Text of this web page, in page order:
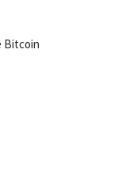
Bitcoin